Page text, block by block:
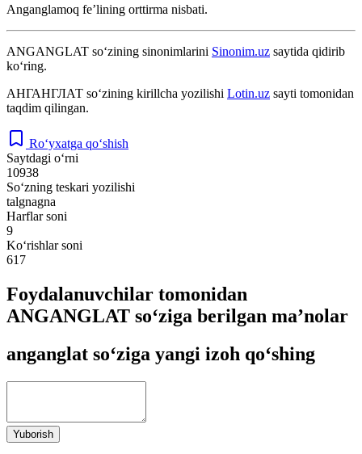
Anganglamoq feʼlining orttirma nisbati.
ANGANGLAT so‘zining sinonimlarini Sinonim.uz saytida qidirib
ko‘ring.
АНГАНГЛАТ so‘zining kirillcha yozilishi Lotin.uz sayti tomonidan
taqdim qilingan.
Ro‘yxatga qo‘shish
Saytdagi o‘rni
10938
So‘zning teskari yozilishi
talgnagna
Harflar soni
9
Ko‘rishlar soni
617
Foydalanuvchilar tomonidan
ANGANGLAT so‘ziga berilgan ma’nolar
anganglat so‘ziga yangi izoh qo‘shing
Yuborish